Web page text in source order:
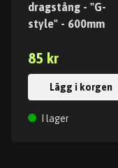
dragstång - "G-
style" - 600mm
85 kr
Lägg i korgen
I lager